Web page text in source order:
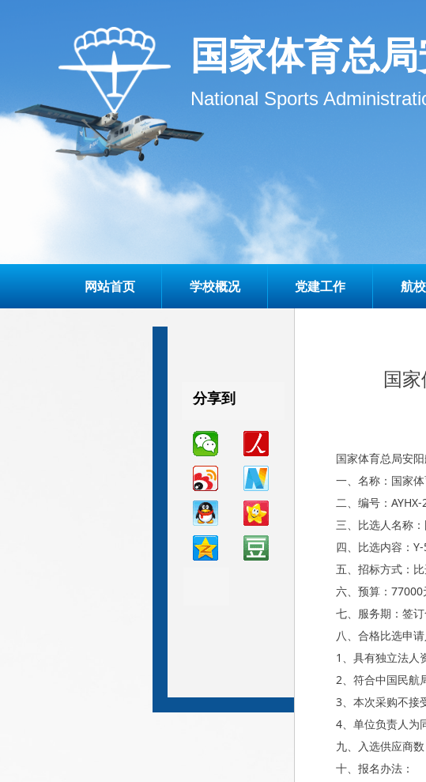
国家体育总
National Sports
网站首页 学校概况 党建工作 航
国
国家体育总局安
一、名称：国家
二、编号：AYHX-
三、比选人名称
四、比选内容：Y-
五、招标方式：比
六、预算：77000
七、服务期：签订
八、合格比选申请
1、具有独立法人
2、符合中国民航
3、本次采购不接
4、单位负责人为
九、入选供应商
十、报名办法：
分享到
分享到